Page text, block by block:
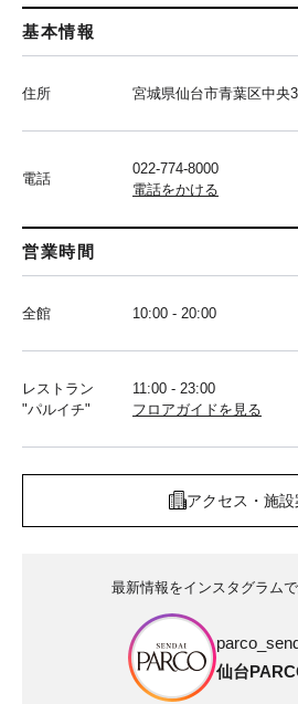
基本情報
住所 宮城県仙台市青葉区中央
電話
022-774-8000
電話をかける
営業時間
全館 10:00 - 20:00
レストラン
"パルイチ"
11:00 - 23:00
フロアガイドを見る
アクセス・施設
最新情報をインスタグラム
仙台